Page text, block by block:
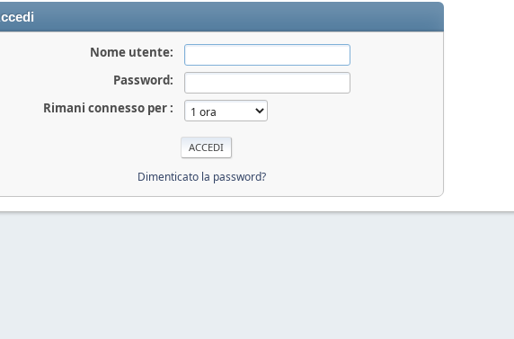
Nome utente:
Password:
Rimani connesso per :
Dimenticato la password?